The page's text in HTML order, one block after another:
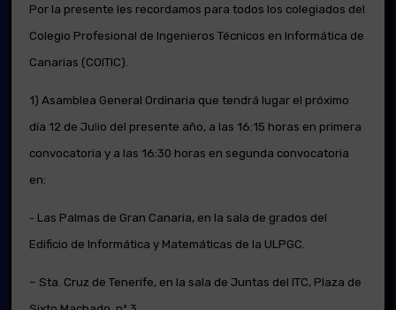
Por la presente les recordamos para todos los colegiados del
Colegio Profesional de Ingenieros Técnicos en Informática de
Canarias (COITIC).
1) Asamblea General Ordinaria que tendrá lugar el próximo
día 12 de Julio del presente año, a las 16:15 horas en primera
convocatoria y a las 16:30 horas en segunda convocatoria
en:
– Las Palmas de Gran Canaria, en la sala de grados del
Edificio de Informática y Matemáticas de la ULPGC.
– Sta. Cruz de Tenerife, en la sala de Juntas del ITC, Plaza de